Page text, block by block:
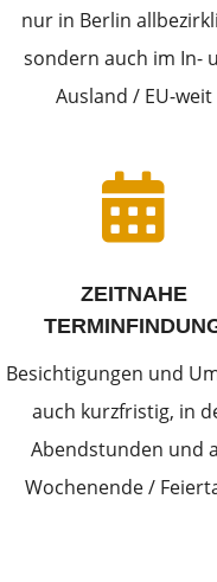
nur in Berlin
sondern auch im In-
Ausland / EU-weit

ZEITNAHE
Besichtigungen und
auch kurzfristig, in
Abendstunden und
Wochenende /